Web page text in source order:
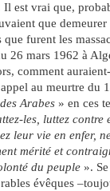
Il est vrai que,
que demeurer
que furent les
26 mars 1962 à
comment
au meurtre du
Arabes » en ces
les, luttez contre
leur vie en enfer,
mérité et
du peuple ».
évêques